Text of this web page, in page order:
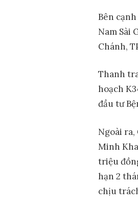
Bên
Nam Sài
Chánh,
Thanh
hoạch
đầu tư
Ngoài
Minh
triệu
hạn 2
chịu